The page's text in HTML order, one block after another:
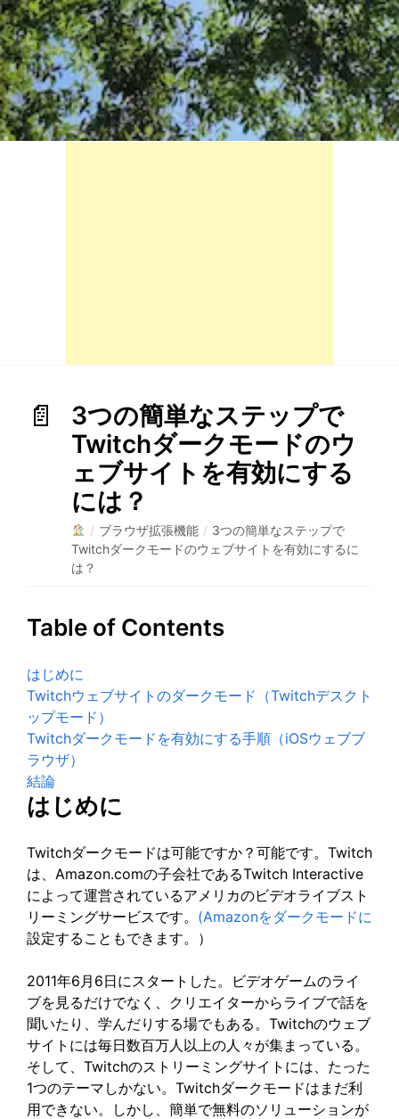
3つの簡単なステップで
Twitchダークモードのウ
ェブサイトを有効にする
には？
/ ブラウザ拡張機能 / 3つの簡単なステップで
Twitchダークモードのウェブサイトを有効にするに
は？
Table of Contents
はじめに
Twitchウェブサイトのダークモード（Twitchデスクト
ップモード）
Twitchダークモードを有効にする手順（iOSウェブブ
ラウザ）
結論
はじめに
Twitchダークモードは可能ですか？可能です。Twitch
は、Amazon.comの子会社であるTwitch Interactive
によって運営されているアメリカのビデオライブスト
リーミングサービスです。 (Amazonをダークモードに
設定することもできます。）
2011年6月6日にスタートした。ビデオゲームのライ
ブを見るだけでなく、クリエイターからライブで話を
聞いたり、学んだりする場でもある。Twitchのウェブ
サイトには毎日数百万人以上の人々が集まっている。
そして、Twitchのストリーミングサイトには、たった
1つのテーマしかない。Twitchダークモードはまだ利
用できない。しかし、簡単で無料のソリューションが